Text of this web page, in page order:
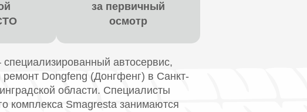
за первичный
осмотр
автосервис,
Dongfeng (Донгфенг) в Санкт-
области. Специалисты
комплекса Smagresta занимаются